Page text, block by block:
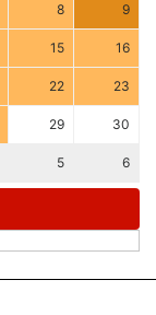
8 9
15 16
22 23
29 30
5 6